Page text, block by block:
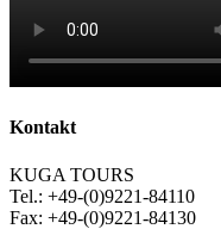
Kontakt
KUGA TOURS
Tel.: +49-(0)9221-84110
Fax: +49-(0)9221-84130